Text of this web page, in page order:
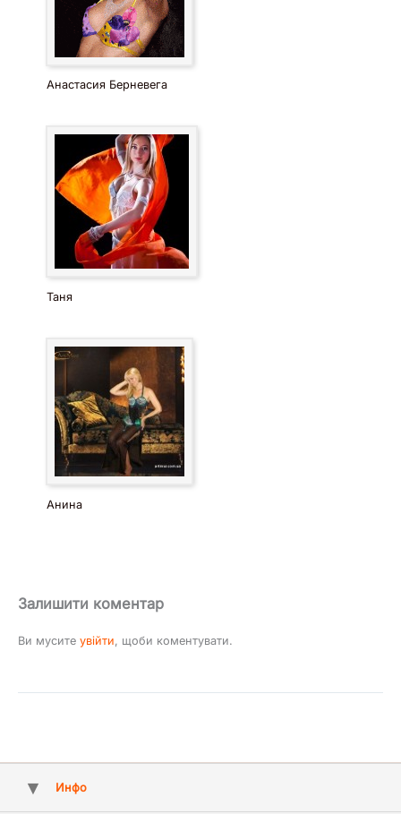
Анастасия Берневега
Таня
Анина
Залишити коментар
Ви мусите увійти, щоби коментувати.
Инфо